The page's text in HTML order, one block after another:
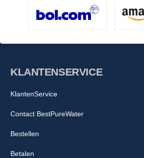
KLANTENSERVICE
KlantenService
Contact BestPureWater
Bestellen
Betalen